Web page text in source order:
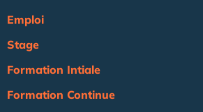
Emploi
Stage
Formation Intiale
Formation Continue